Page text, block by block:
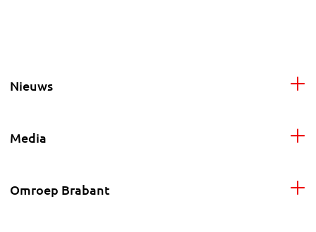
Nieuws
Media
Omroep Brabant